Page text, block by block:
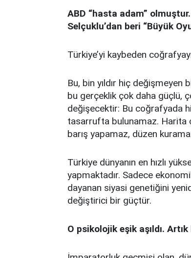
ABD “hasta adam”
Selçuklu’dan beri “Büyük
Türkiye’yi kaybeden
Bu, bin yıldır hiç
bu gerçeklik çok daha güçlü,
değişecektir: Bu coğrafyada
tasarrufta bulunamaz. Harita
barış yapamaz, düzen
Türkiye dünyanın en hızlı
yapmaktadır. Sadece
dayanan siyasi genetiğini
değiştirici bir güçtür.
O psikolojik eşik aşıldı.